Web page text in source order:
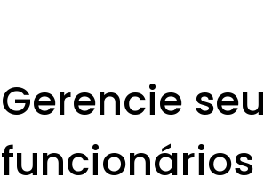
Gerencie
funcionários